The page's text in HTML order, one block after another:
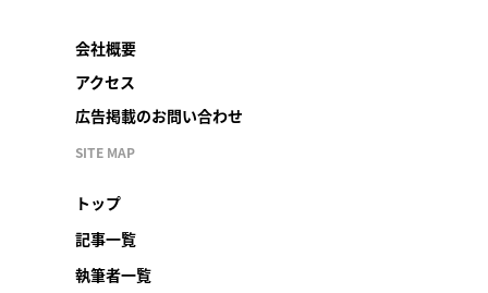
会社概要
アクセス
広告掲載のお問い合わせ
SITE MAP
トップ
記事一覧
執筆者一覧